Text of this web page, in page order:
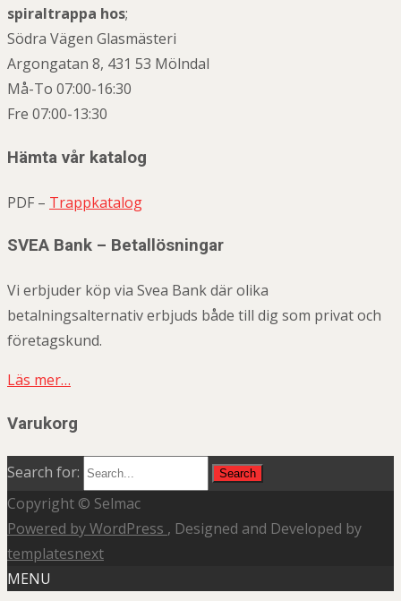
spiraltrappa hos;
Södra Vägen Glasmästeri
Argongatan 8, 431 53 Mölndal
Må-To 07:00-16:30
Fre 07:00-13:30
Hämta vår katalog
PDF – Trappkatalog
SVEA Bank – Betallösningar
Vi erbjuder köp via Svea Bank där olika
betalningsalternativ erbjuds både till dig som privat och
företagskund.
Läs mer…
Varukorg
Search for:
Copyright © Selmac
Powered by WordPress , Designed and Developed by
templatesnext
MENU